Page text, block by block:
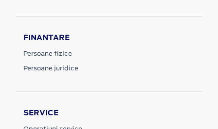
FINANTARE
Persoane fizice
Persoane juridice
SERVICE